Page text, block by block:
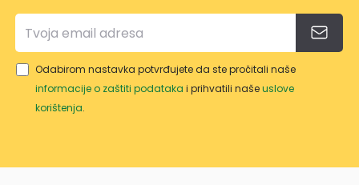
Odabirom nastavka potvrđujete da ste pročitali naše
informacije o zaštiti podataka i prihvatili našeuslove
korištenja.